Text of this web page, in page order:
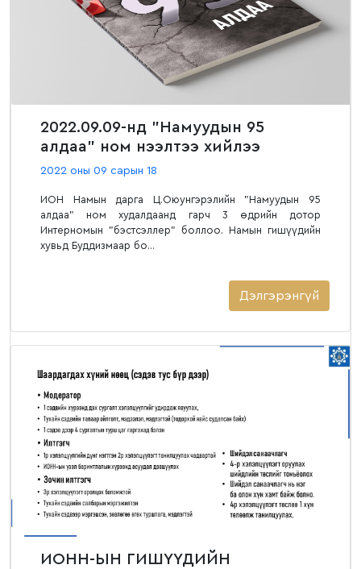
2022.09.09-нд "Намуудын 95
алдаа" ном нээлтээ хийлээ
2022 оны 09 сарын 18
ИОН Намын дарга Ц.Оюунгэрэлийн "Намуудын 95
алдаа" ном худалдаанд гарч 3 өдрийн дотор
Интерномын "бэстсэллер" боллоо. Намын гишүүдийн
хувьд Буддизмаар бо...
Дэлгэрэнгүй
ИОНН-ЫН ГИШҮҮДИЙН